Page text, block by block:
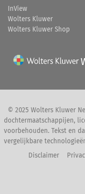
InView
Wolters Kluwer
Wolters Kluwer Shop
© 2025 Wolters Kluwer
dochtermaatschappijen,
voorbehouden. Tekst en
vergelijkbare
Disclaimer